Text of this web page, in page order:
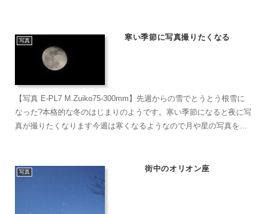
写真 寒い季節に写真撮りたくなる
【写真 E-PL7 M.Zuiko75-300mm】先週からの雪でとうとう根雪に
なった?本格的な冬のはじまりのようです。寒い季節になると夜に写
真が撮りたくなります今週は寒くなるようなので月や星の写真を撮
写真 街中のオリオン座